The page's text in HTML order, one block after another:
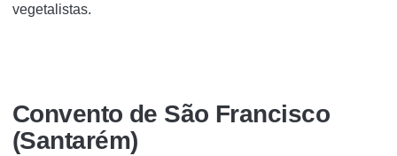
vegetalistas.
Convento de São Francisco
(Santarém)